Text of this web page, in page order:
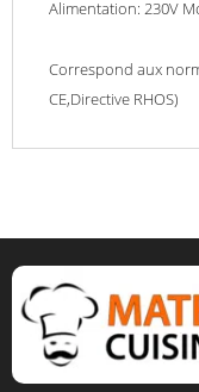
Alimentation: 230V
Correspond aux
CE,Directive RHOS)